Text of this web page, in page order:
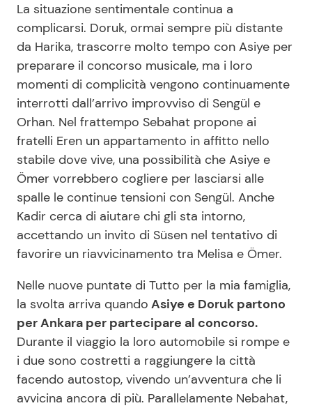
La situazione sentimentale continua a
complicarsi. Doruk, ormai sempre più distante
da Harika, trascorre molto tempo con Asiye per
preparare il concorso musicale, ma i loro
momenti di complicità vengono continuamente
interrotti dall’arrivo improvviso di Sengül e
Orhan. Nel frattempo Sebahat propone ai
fratelli Eren un appartamento in affitto nello
stabile dove vive, una possibilità che Asiye e
Ömer vorrebbero cogliere per lasciarsi alle
spalle le continue tensioni con Sengül. Anche
Kadir cerca di aiutare chi gli sta intorno,
accettando un invito di Süsen nel tentativo di
favorire un riavvicinamento tra Melisa e Ömer.
Nelle nuove puntate di Tutto per la mia famiglia,
la svolta arriva quando Asiye e Doruk partono
per Ankara per partecipare al concorso.
Durante il viaggio la loro automobile si rompe e
i due sono costretti a raggiungere la città
facendo autostop, vivendo un’avventura che li
avvicina ancora di più. Parallelamente Nebahat,